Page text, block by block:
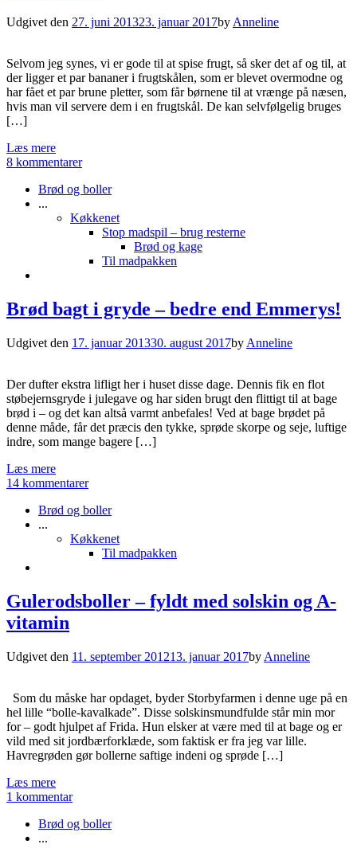
Udgivet den 27. juni 201323. januar 2017byAnneline
Selvom jeg synes, vi er gode til at spise frugt, så sker det af og til, at
der ligger et par bananer i frugtskålen, som er blevet overmodne og
har fået et par brune pletter, som får børnene til at vrænge på næsen,
hvis man vil servere dem i en frugtskål. De kan selvfølgelig bruges
[…]
Læs mere
8 kommentarer
Brød og boller
...
Køkkenet
Stop madspil – brug resterne
Brød og kage
Til madpakken
Brød bagt i gryde – bedre end Emmerys!
Udgivet den 17. januar 201330. august 2017by Anneline
Der dufter ekstra lifligt her i huset disse dage. Dennis fik en flot
støbejernsgryde i julegave og har siden brugt den flittigt til at bage
brød i – og det kan altså varmt anbefales! Ved at bage brødet på
denne måde, får det præcis den tykke, sprøde skorpe og seje, luftige
indre, som mange bagere […]
Læs mere
14 kommentarer
Brød og boller
...
Køkkenet
Til madpakken
Gulerodsboller – fyldt med solskin og A-
vitamin
Udgivet den 11. september 201213. januar 2017by Anneline
Som du måske har opdaget, byder Storbyfarmen i denne uge på en
hel lille “bolle-kavalkade”. Disse solskinsmundfulde står min mor
for – godt hjulpet af Frida. Hun elsker at være med til at bage og er
vild med sit jordbærforklæde, som faktisk er fra jeg var lille.
Havregrøden gør bollerne saftige indeni og sprøde […]
Læs mere
1 kommentar
Brød og boller
...